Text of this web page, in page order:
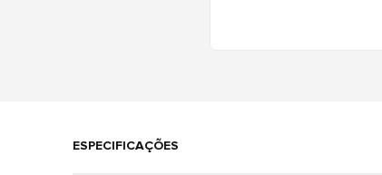
ESPECIFICAÇÕES